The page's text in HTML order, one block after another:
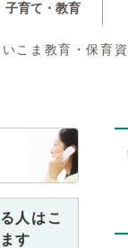
子育て・教育
いこま教育・保育
人はこ
す